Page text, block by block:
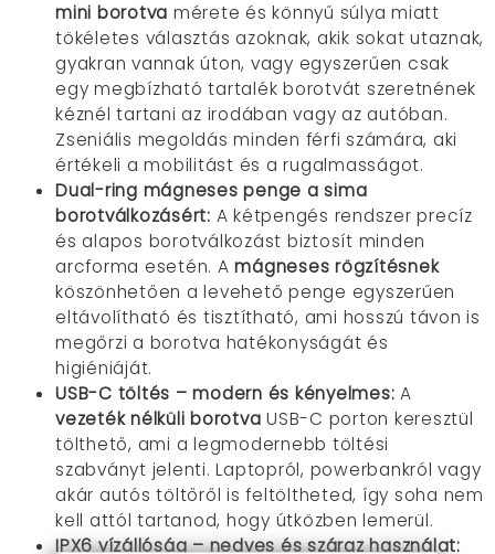
mini borotva mérete és könnyű súlya miatt
tökéletes választás azoknak, akik sokat utaznak,
gyakran vannak úton, vagy egyszerűen csak
egy megbízható tartalék borotvát szeretnének
kéznél tartani az irodában vagy az autóban.
Zseniális megoldás minden férfi számára, aki
értékeli a mobilitást és a rugalmasságot.
Dual-ring mágneses penge a sima
borotválkozásért: A kétpengés rendszer precíz
és alapos borotválkozást biztosít minden
arcforma esetén. Amágneses rögzítésnek
köszönhetően a levehető penge egyszerűen
eltávolítható és tisztítható, ami hosszú távon is
megőrzi a borotva hatékonyságát és
higiéniáját.
USB-C töltés – modern és kényelmes: A
vezeték nélküli borotva USB-C porton keresztül
tölthető, ami a legmodernebb töltési
szabványt jelenti. Laptopról, powerbankról vagy
akár autós töltőről is feltöltheted, így soha nem
kell attól tartanod, hogy útközben lemerül.
IPX6 vízállóság – nedves és száraz használat: